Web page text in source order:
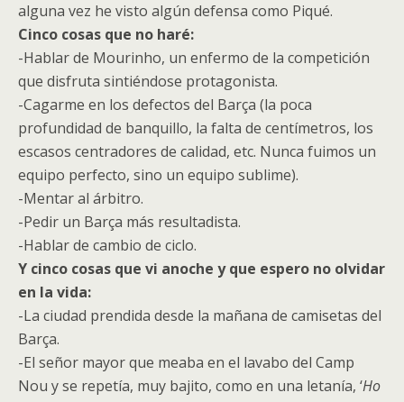
alguna vez he visto algún defensa como Piqué.
Cinco cosas que no haré:
-Hablar de Mourinho, un enfermo de la competición
que disfruta sintiéndose protagonista.
-Cagarme en los defectos del Barça (la poca
profundidad de banquillo, la falta de centímetros, los
escasos centradores de calidad, etc. Nunca fuimos un
equipo perfecto, sino un equipo sublime).
-Mentar al árbitro.
-Pedir un Barça más resultadista.
-Hablar de cambio de ciclo.
Y cinco cosas que vi anoche y que espero no olvidar
en la vida:
-La ciudad prendida desde la mañana de camisetas del
Barça.
-El señor mayor que meaba en el lavabo del Camp
Nou y se repetía, muy bajito, como en una letanía, ‘Ho